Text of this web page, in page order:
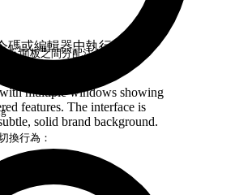
碼或編輯器中執行 Agent。
multiple windows showing
features. The interface is
solid brand background.
面板之間分配注
換行為：
團隊能篩選特定族